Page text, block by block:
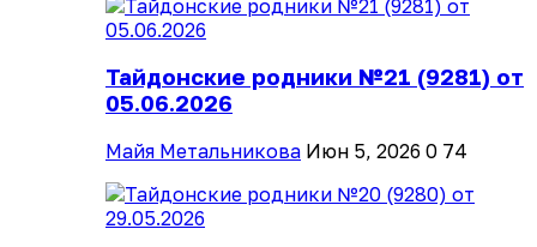
Тайдонские родники №21 (9281) от
05.06.2026
Майя Метальникова Июн 5, 2026 0 74